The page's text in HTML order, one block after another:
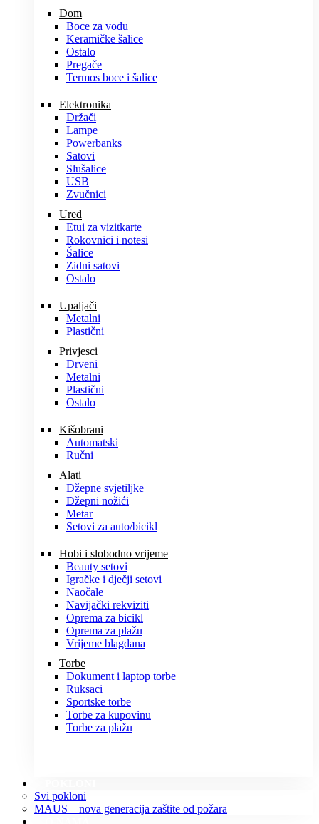
Dom
Boce za vodu
Keramičke šalice
Ostalo
Pregače
Termos boce i šalice
Elektronika
Držači
Lampe
Powerbanks
Satovi
Slušalice
USB
Zvučnici
Ured
Etui za vizitkarte
Rokovnici i notesi
Šalice
Zidni satovi
Ostalo
Upaljači
Metalni
Plastični
Privjesci
Drveni
Metalni
Plastični
Ostalo
Kišobrani
Automatski
Ručni
Alati
Džepne svjetiljke
Džepni nožići
Metar
Setovi za auto/bicikl
Hobi i slobodno vrijeme
Beauty setovi
Igračke i dječji setovi
Naočale
Navijački rekviziti
Oprema za bicikl
Oprema za plažu
Vrijeme blagdana
Torbe
Dokument i laptop torbe
Ruksaci
Sportske torbe
Torbe za kupovinu
Torbe za plažu
Svi pokloni
MAUS – nova generacija zaštite od požara